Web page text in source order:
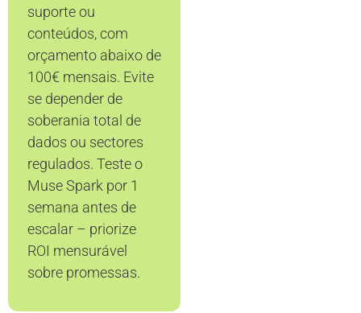
suporte ou
conteúdos, com
orçamento abaixo de
100€ mensais. Evite
se depender de
soberania total de
dados ou sectores
regulados. Teste o
Muse Spark por 1
semana antes de
escalar – priorize
ROI mensurável
sobre promessas.